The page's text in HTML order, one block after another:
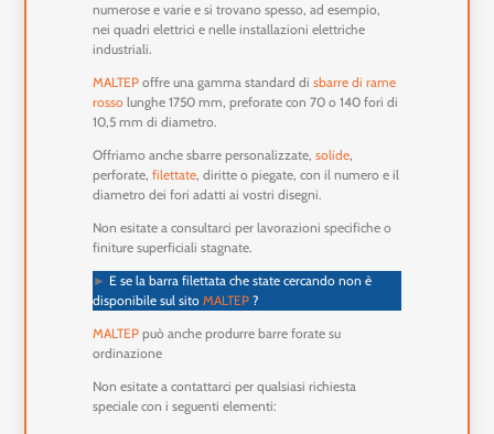
numerose e varie e si trovano spesso, ad esempio,
nei quadri elettrici e nelle installazioni elettriche
industriali.
MALTEPoffre una gamma standard disbarre di rame
rosso lunghe 1750 mm, preforate con 70 o 140 fori di
10,5 mm di diametro.
Offriamo anche sbarre personalizzate,solide,
perforate,filettate, diritte o piegate, con il numero e il
diametro dei fori adatti ai vostri disegni.
Non esitate a consultarci per lavorazioni specifiche o
finiture superficiali stagnate.
► E se la barra filettata che state cercando non è
disponibile sul sitoMALTEP?
MALTEPpuò anche produrre barre forate su
ordinazione
Non esitate a contattarci per qualsiasi richiesta
speciale con i seguenti elementi: